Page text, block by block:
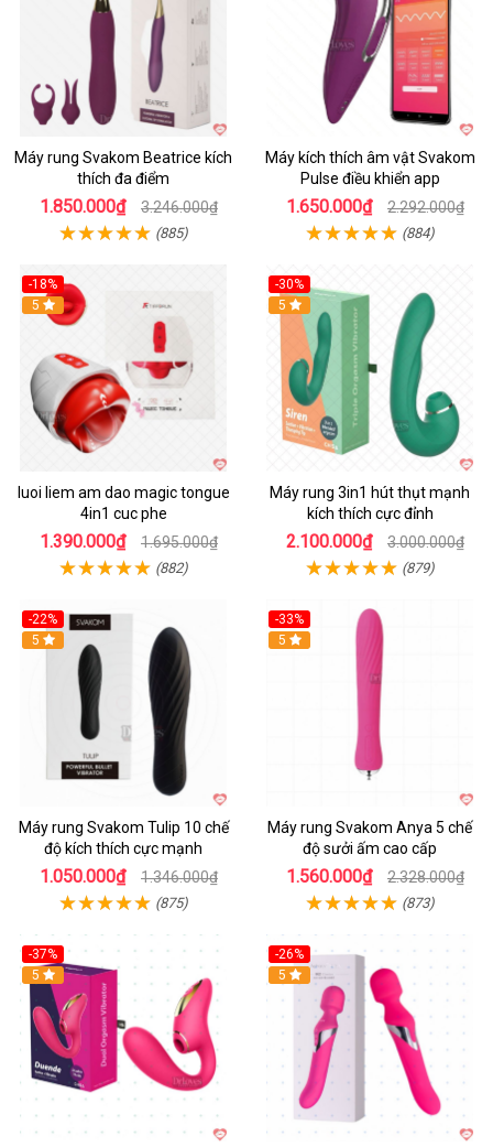
Máy rung Svakom Beatrice kích
thích đa điểm
1.850.000₫ 3.246.000₫
(885)
Máy kích thích âm vật Svakom
Pulse điều khiển app
1.650.000₫ 2.292.000₫
(884)
-18%
Hot
5
luoi liem am dao magic tongue
4in1 cuc phe
1.390.000₫ 1.695.000₫
(882)
-30%
Hot
5
Máy rung 3in1 hút thụt mạnh
kích thích cực đỉnh
2.100.000₫ 3.000.000₫
(879)
-22%
Hot
5
Máy rung Svakom Tulip 10 chế
độ kích thích cực mạnh
1.050.000₫ 1.346.000₫
(875)
-33%
Hot
5
Máy rung Svakom Anya 5 chế
độ sưởi ấm cao cấp
1.560.000₫ 2.328.000₫
(873)
-37%
Hot
5
-26%
Hot
5